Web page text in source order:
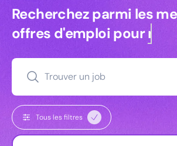
Recherchez parmi les
Recherchez parmi les
offres d'emploi pour
Trouver un job
Tous les filtres